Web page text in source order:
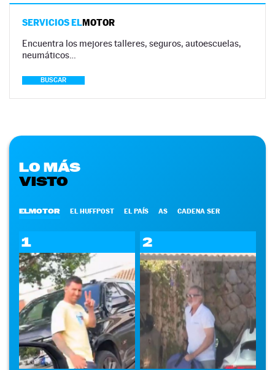
SERVICIOS ELMOTOR
Encuentra los mejores talleres, seguros, autoescuelas,
neumáticos…
BUSCAR
LO MÁS
VISTO
ELMOTOR EL HUFFPOST EL PAÍS AS CADENA SER
1 2